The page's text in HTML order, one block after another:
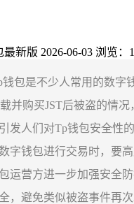
最新版 2026-06-03 浏览：
钱包是不少人常用的数字
并购买JST后被盗的情
发人们对Tp钱包安全性
字钱包进行交易时，要高
运营方进一步加强安全
，避免类似被盗事件再